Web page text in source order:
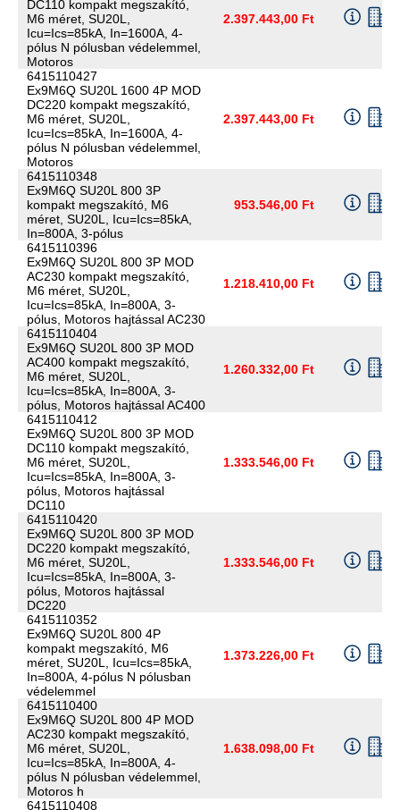
DC110 kompakt megszakító,
M6 méret, SU20L,
Icu=Ics=85kA, In=1600A, 4-
pólus N pólusban védelemmel,
Motoros
2.397.443,00 Ft
6415110427
Ex9M6Q SU20L 1600 4P MOD
DC220 kompakt megszakító,
M6 méret, SU20L,
Icu=Ics=85kA, In=1600A, 4-
pólus N pólusban védelemmel,
Motoros
2.397.443,00 Ft
6415110348
Ex9M6Q SU20L 800 3P
kompakt megszakító, M6
méret, SU20L, Icu=Ics=85kA,
In=800A, 3-pólus
953.546,00 Ft
6415110396
Ex9M6Q SU20L 800 3P MOD
AC230 kompakt megszakító,
M6 méret, SU20L,
Icu=Ics=85kA, In=800A, 3-
pólus, Motoros hajtással AC230
1.218.410,00 Ft
6415110404
Ex9M6Q SU20L 800 3P MOD
AC400 kompakt megszakító,
M6 méret, SU20L,
Icu=Ics=85kA, In=800A, 3-
pólus, Motoros hajtással AC400
1.260.332,00 Ft
6415110412
Ex9M6Q SU20L 800 3P MOD
DC110 kompakt megszakító,
M6 méret, SU20L,
Icu=Ics=85kA, In=800A, 3-
pólus, Motoros hajtással
DC110
1.333.546,00 Ft
6415110420
Ex9M6Q SU20L 800 3P MOD
DC220 kompakt megszakító,
M6 méret, SU20L,
Icu=Ics=85kA, In=800A, 3-
pólus, Motoros hajtással
DC220
1.333.546,00 Ft
6415110352
Ex9M6Q SU20L 800 4P
kompakt megszakító, M6
méret, SU20L, Icu=Ics=85kA,
In=800A, 4-pólus N pólusban
védelemmel
1.373.226,00 Ft
6415110400
Ex9M6Q SU20L 800 4P MOD
AC230 kompakt megszakító,
M6 méret, SU20L,
Icu=Ics=85kA, In=800A, 4-
pólus N pólusban védelemmel,
Motoros h
1.638.098,00 Ft
6415110408